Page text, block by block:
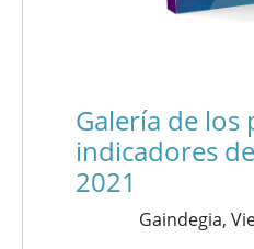
Galería de los
indicadores
2021
Gaindegia,